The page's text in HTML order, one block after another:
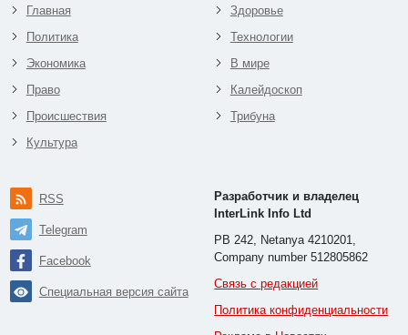
Главная
Политика
Экономика
Право
Происшествия
Культура
Здоровье
Технологии
В мире
Калейдоскоп
Трибуна
RSS
Telegram
Facebook
Специальная версия сайта
Разработчик и владелец
InterLink Info Ltd
PB 242, Netanya 4210201,
Company number 512805862
Связь с редакцией
Политика конфиденциальности